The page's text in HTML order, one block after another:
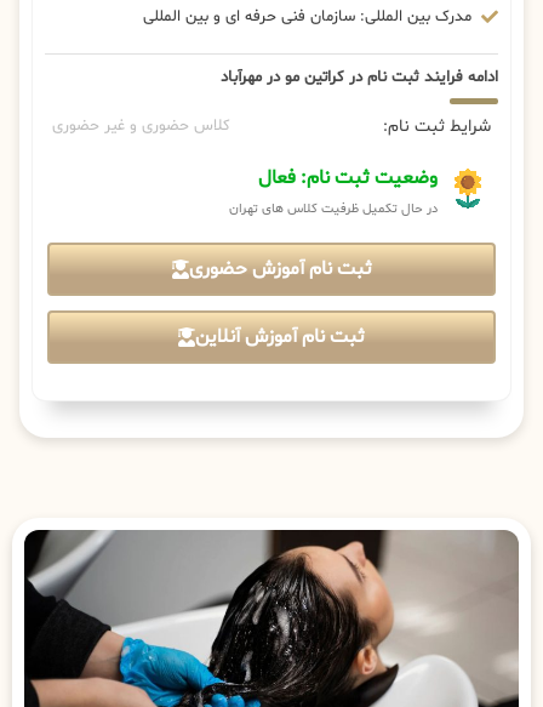
مدرک بین المللی: سازمان فنی حرفه ای و بین المللی
ادامه فرایند ثبت نام در کراتین مو در مهرآباد
شرایط ثبت نام: کلاس حضوری و غیر حضوری
وضعیت ثبت نام: فعال
در حال تکمیل ظرفیت کلاس های تهران
ثبت نام آموزش حضوری
ثبت نام آموزش آنلاین